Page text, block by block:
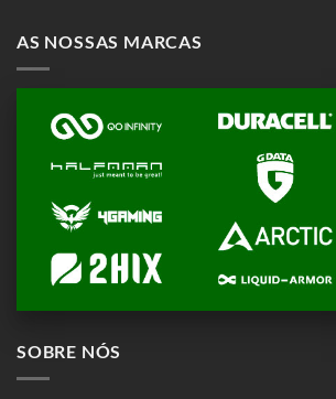
AS NOSSAS MARCAS
SOBRE NÓS